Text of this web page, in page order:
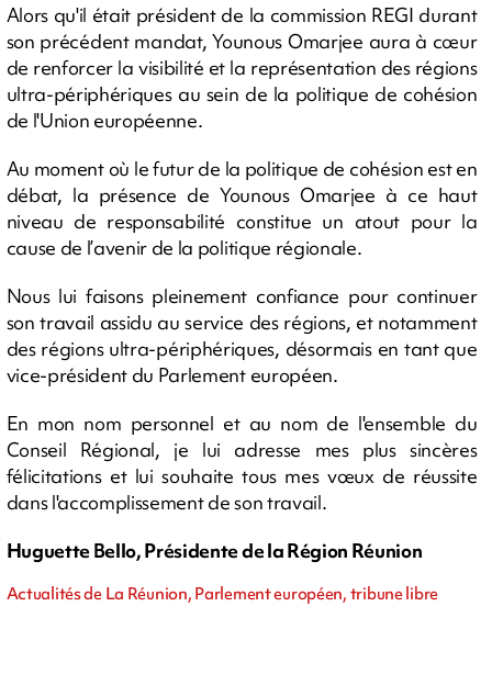
Alors qu'il était président de la commission REGI durant
son précédent mandat, Younous Omarjee aura à cœur
de renforcer la visibilité et la représentation des régions
ultra-périphériques au sein de la politique de cohésion
de l'Union européenne.
Au moment où le futur de la politique de cohésion est en
débat, la présence de Younous Omarjee à ce haut
niveau de responsabilité constitue un atout pour la
cause de l’avenir de la politique régionale.
Nous lui faisons pleinement confiance pour continuer
son travail assidu au service des régions, et notamment
des régions ultra-périphériques, désormais en tant que
vice-président du Parlement européen.
En mon nom personnel et au nom de l'ensemble du
Conseil Régional, je lui adresse mes plus sincères
félicitations et lui souhaite tous mes vœux de réussite
dans l'accomplissement de son travail.
Huguette Bello, Présidente de la Région Réunion
Actualités de La Réunion, Parlement européen, tribune libre